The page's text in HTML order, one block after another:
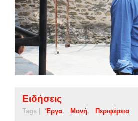
Ειδήσεις
Tags | Έργα Μονή Περιφέρεια